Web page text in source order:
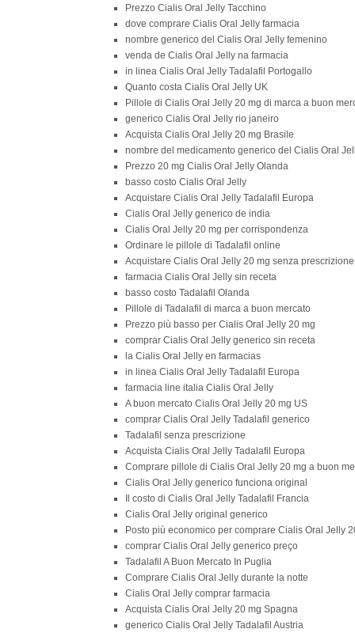
Prezzo Cialis Oral Jelly Tacchino
dove comprare Cialis Oral Jelly farmacia
nombre generico del Cialis Oral Jelly femenino
venda de Cialis Oral Jelly na farmacia
in linea Cialis Oral Jelly Tadalafil Portogallo
Quanto costa Cialis Oral Jelly UK
Pillole di Cialis Oral Jelly 20 mg di marca a buon
generico Cialis Oral Jelly rio janeiro
Acquista Cialis Oral Jelly 20 mg Brasile
nombre del medicamento generico del Cialis Oral
Prezzo 20 mg Cialis Oral Jelly Olanda
basso costo Cialis Oral Jelly
Acquistare Cialis Oral Jelly Tadalafil Europa
Cialis Oral Jelly generico de india
Cialis Oral Jelly 20 mg per corrispondenza
Ordinare le pillole di Tadalafil online
Acquistare Cialis Oral Jelly 20 mg senza
farmacia Cialis Oral Jelly sin receta
basso costo Tadalafil Olanda
Pillole di Tadalafil di marca a buon mercato
Prezzo più basso per Cialis Oral Jelly 20 mg
comprar Cialis Oral Jelly generico sin receta
la Cialis Oral Jelly en farmacias
in linea Cialis Oral Jelly Tadalafil Europa
farmacia line italia Cialis Oral Jelly
A buon mercato Cialis Oral Jelly 20 mg US
comprar Cialis Oral Jelly Tadalafil generico
Tadalafil senza prescrizione
Acquista Cialis Oral Jelly Tadalafil Europa
Comprare pillole di Cialis Oral Jelly 20 mg a buon
Cialis Oral Jelly generico funciona original
Il costo di Cialis Oral Jelly Tadalafil Francia
Cialis Oral Jelly original generico
Posto più economico per comprare Cialis Oral Jelly
comprar Cialis Oral Jelly generico preço
Tadalafil A Buon Mercato In Puglia
Comprare Cialis Oral Jelly durante la notte
Cialis Oral Jelly comprar farmacia
Acquista Cialis Oral Jelly 20 mg Spagna
generico Cialis Oral Jelly Tadalafil Austria